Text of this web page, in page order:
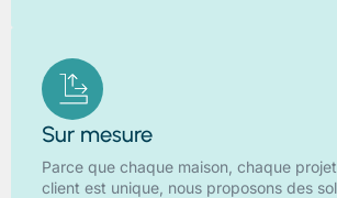
Sur mesure
Parce que chaque maison, chaque
client est unique, nous proposons des